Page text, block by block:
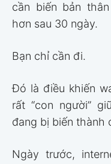
cần biến bản
hơn sau 30 ngày.
Bạn chỉ cần đi.
Đó là điều khiến
rất “con người”
đang bị biến thành
Ngày trước,